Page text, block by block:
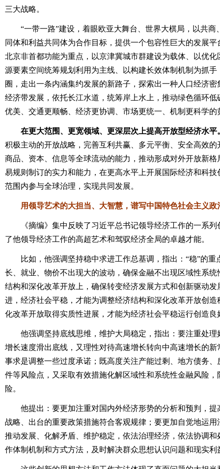
三大战略。
“一带一路”建设，着眼欧亚大舞台、世界大棋局，以共商
同体和利益共同体为合作目标，提供一个包容性巨大的发展
北京非首都功能为重点，以京津冀城市群建设为载体、以优
源要素空间统筹规划利用为主线、以构建长效体制机制为抓
圈，走出一条内涵集约发展的新路子，探索出一种人口经济
经济带发展，依托长江水道，统筹岸上水上，推动绿色循环
优美、交通更顺畅、经济更协调、市场更统一、机制更科学的
在更大范围、更宽领域、更深层次上提高开放型经济水平
积极主动的开放战略，完善互利共赢、多元平衡、安全高效
商品、资本、信息等全球流动的能力，推动形成对外开放新
易规则制订的实力和能力，在更高水平上开展国际经济和科
范围内参与全球治理，实现共同发展。
用领导艺术的大担当、大智慧，谱写中国特色社会主义政
《摘编》集中反映了习近平总书记领导经济工作的一系列
了他领导经济工作的高超艺术和驾驭经济全局的卓越才能。
比如，他强调坚持稳中求进工作总基调，指出：“稳”的重
长、就业、物价不出现大的波动，确保金融不出现区域性系
结构和深化改革开放上，确保转变经济发展方式和创新驱动发
进，经济社会平稳，才能为调整经济结构和深化改革开放创
化改革开放取得实质性进展，才能为经济社会平稳运行创造良
他强调坚持底线思维，维护大局稳定，指出：要注重处理
增长速度滑出底线，又理性对待高速增长转向中高速增长的
事求是调整一些过度承诺；既高度关注产能过剩、地方债务
件等风险点，又采取有效措施化解区域性和系统性金融风险
险。
他提出：要更加注重对国内外经济形势的分析和预判，提
战略、出台的重要政策措施符合客观规律；要更加自觉地运
推动发展、化解矛盾、维护稳定，依法治理经济，依法协调
作体制机制和方式方法，及时解决群众思想认识问题和现实利